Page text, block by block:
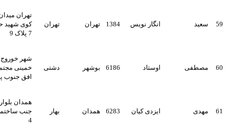
انگار نویس 1384 تهران تهران
تهران میدان رسالت خ هنگام
کوی شهید حسین کاظمی بهار
اوستاد 6186 بوشهر دشتی
شهر خوروج میدان امام
خمینی مجتمع تجاری مسکونی
ایزدی کیان 6283 همدان بهار
همدان بلوار مدنی خ امیر کبیر
جنب ساختمان ونک ط 2 واحد